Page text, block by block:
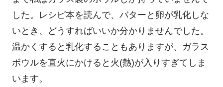
した。レシピ本を読んで、バターと卵が乳化しな
いとき、どうすればいいか分かりませんでした。
温かくすると乳化することもありますが、ガラス
ボウルを直火にかけると火(熱)が入りすぎてしま
います。